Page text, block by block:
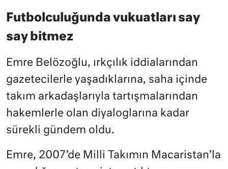
Futbolculuğunda vukuatları say
say bitmez
Emre Belözoğlu, ırkçılık iddialarından
gazetecilerle yaşadıklarına, saha içinde
takım arkadaşlarıyla tartışmalarından
hakemlerle olan diyaloglarına kadar
sürekli gündem oldu.
Emre, 2007’de Milli Takımın Macaristan’la